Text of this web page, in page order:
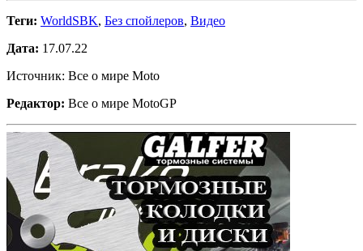
Теги: WorldSBK, Без спойлеров, Видео
Дата: 17.07.22
Источник: Все о мире Moto
Редактор: Все о мире MotoGP